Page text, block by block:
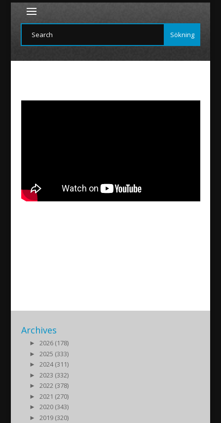
Archives
►
2026 (178)
►
2025 (333)
►
2024 (311)
►
2023 (332)
►
2022 (378)
►
2021 (270)
►
2020 (343)
►
2019 (320)